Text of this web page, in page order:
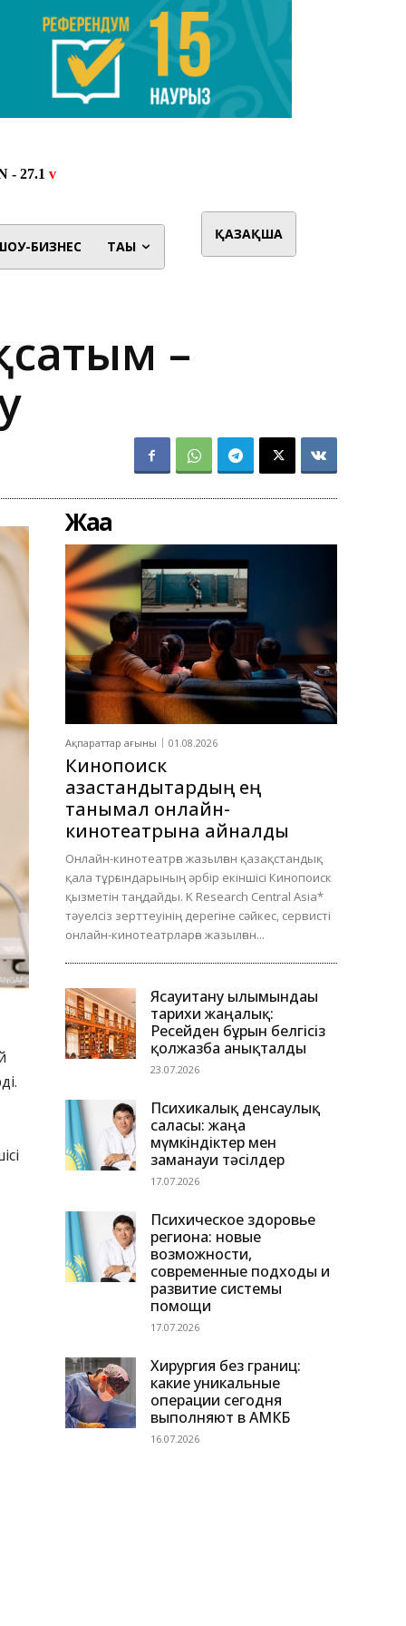
БИЗНЕС ТАҒЫ
ҚАЗАҚША
–
Жаңа
Ақпараттар ағыны 01.08.2026
Кинопоиск
қазақстандықтардың ең
танымал онлайн-
кинотеатрына айналды
Онлайн-кинотеатрға жазылған қазақстандық
қала тұрғындарының әрбір екіншісі Кинопоиск
қызметін таңдайды. K Research Central Asia*
тәуелсіз зерттеуінің дерегіне сәйкес, сервисті
онлайн-кинотеатрларға жазылған...
Ясауитану ғылымындағы
тарихи жаңалық:
Ресейден бұрын белгісіз
қолжазба анықталды
23.07.2026
Психикалық денсаулық
саласы: жаңа
мүмкіндіктер мен
заманауи тәсілдер
17.07.2026
Психическое здоровье
региона: новые
возможности,
современные подходы и
развитие системы
помощи
17.07.2026
Хирургия без границ:
какие уникальные
операции сегодня
выполняют в АМКБ
16.07.2026